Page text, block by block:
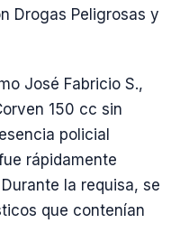
Drogas Peligrosas y
José Fabricio S.,
150 cc sin
policial
rápidamente
la requisa, se
que contenían